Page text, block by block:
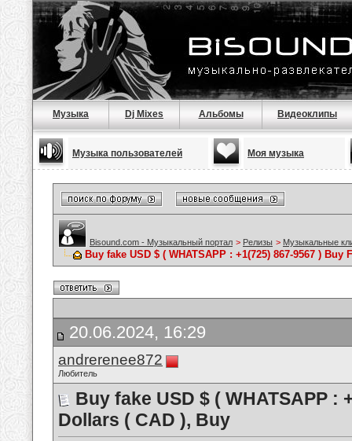
Музыка Dj Mixes Альбомы Видеоклипы
Музыка пользователей Моя музыка
Bisound.com - Музыкальный портал > Релизы > Музыкальные
Buy fake USD $ ( WHATSAPP : +1(725) 867-9567 )
20.06.2024, 16:29
andrerenee872
Любитель
Buy fake USD $ ( WHATSAPP :
Dollars ( CAD ), Buy